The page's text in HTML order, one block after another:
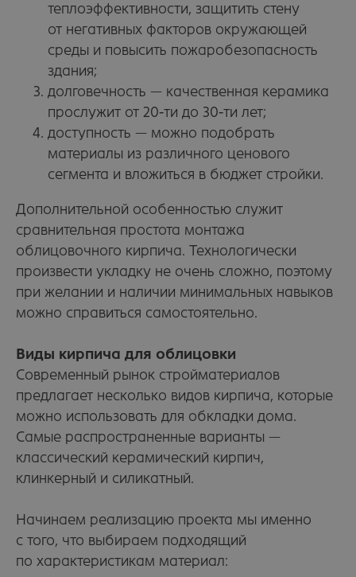
теплоэффективности, защитить стену
от негативных факторов окружающей
среды и повысить пожаробезопасность
здания;
долговечность — качественная керамика
прослужит от 20-ти до 30-ти лет;
доступность — можно подобрать
материалы из различного ценового
сегмента и вложиться в бюджет стройки.
Дополнительной особенностью служит
сравнительная простота монтажа
облицовочного кирпича. Технологически
произвести укладку не очень сложно, поэтому
при желании и наличии минимальных навыков
можно справиться самостоятельно.
Виды кирпича для облицовки
Современный рынок стройматериалов
предлагает несколько видов кирпича, которые
можно использовать для обкладки дома.
Самые распространенные варианты —
классический керамический кирпич,
клинкерный и силикатный.
Начинаем реализацию проекта мы именно
с того, что выбираем подходящий
по характеристикам материал: